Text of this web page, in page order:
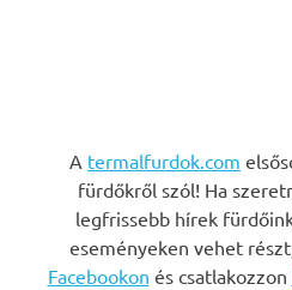
A termalfurdok.com
fürdőkről szól! Ha
legfrissebb hírek
eseményeken vehet
Facebookon és csatlakozzon